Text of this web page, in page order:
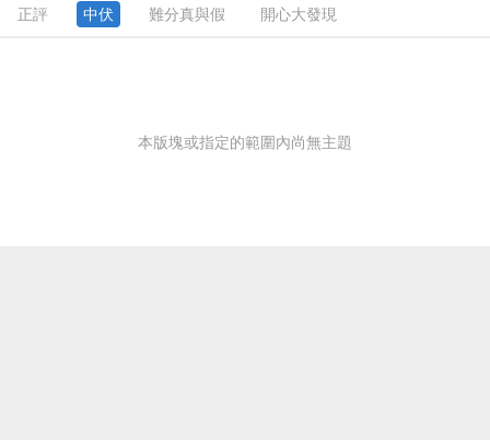
正評 中伏 難分真與假 開心大發現
本版塊或指定的範圍內尚無主題